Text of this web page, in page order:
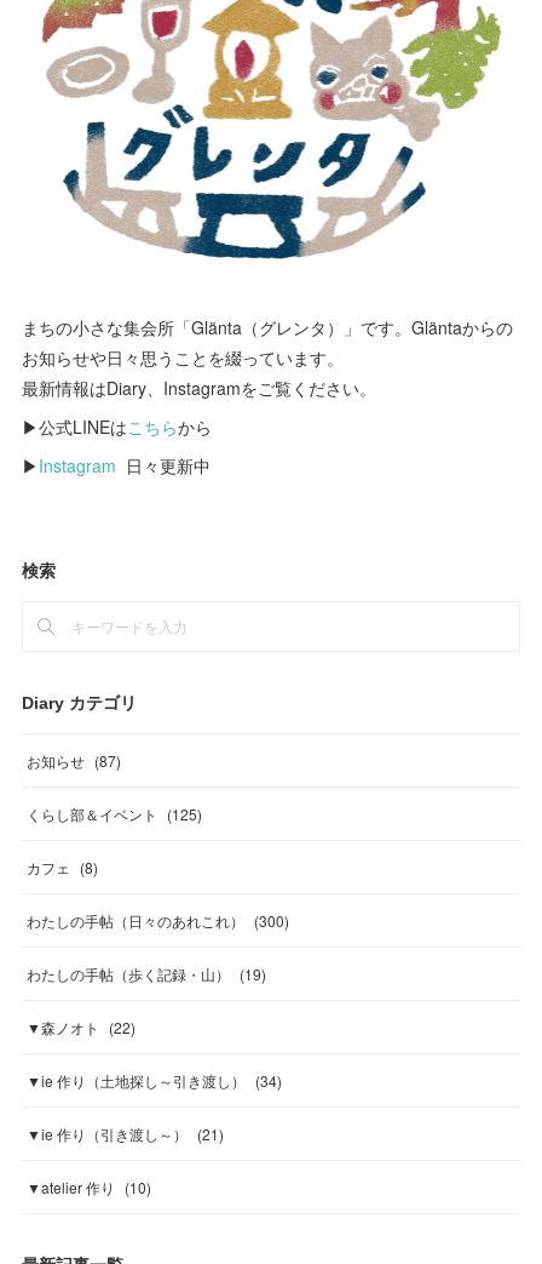
まちの小さな集会所「Glänta（グレンタ）」です。Gläntaからの
お知らせや日々思うことを綴っています。
最新情報はDiary、Instagramをご覧ください。
▶公式LINEはこちらから
▶ Instagram 日々更新中
検索
Diary カテゴリ
お知らせ (87)
くらし部＆イベント (125)
カフェ (8)
わたしの手帖（日々のあれこれ） (300)
わたしの手帖（歩く記録・山） (19)
▼森ノオト (22)
▼ie 作り（土地探し～引き渡し） (34)
▼ie 作り（引き渡し～） (21)
▼atelier 作り (10)